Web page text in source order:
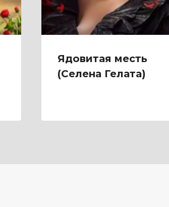
Ядовитая месть
(Селена Гелата)